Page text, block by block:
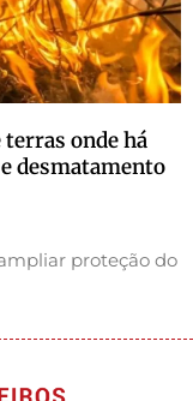
onde há
desmatamento
proteção do